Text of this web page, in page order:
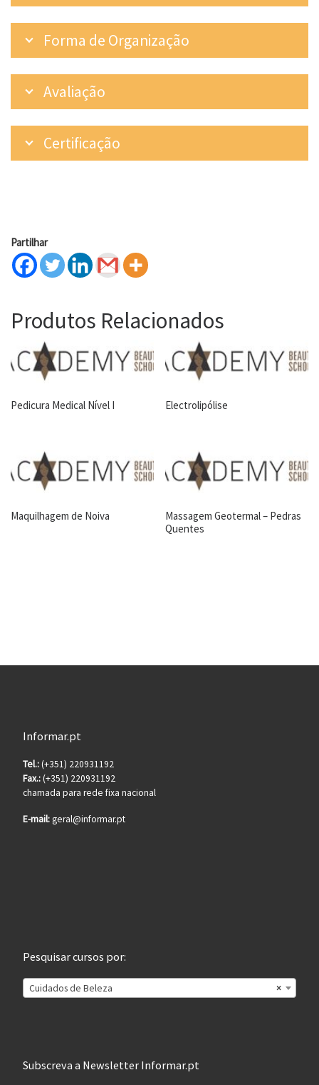
Forma de Organização
Avaliação
Certificação
Partilhar
Produtos Relacionados
Pedicura Medical Nível I Electrolipólise
Maquilhagem de Noiva
Massagem Geotermal – Pedras
Quentes
Informar.pt
Tel.:(+351) 220931192
Fax.:(+351) 220931192
chamada para rede fixa nacional
E-mail:geral@informar.pt
Pesquisar cursos por:
×
Cuidados de Beleza
Subscreva a Newsletter Informar.pt